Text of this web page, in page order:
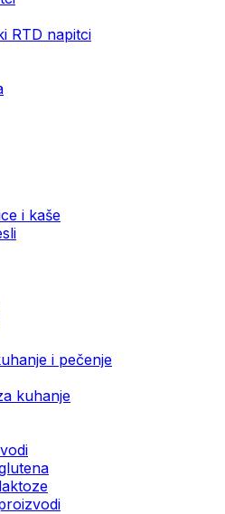
RTD napitci
i kaše
i pečenje
kuhanje